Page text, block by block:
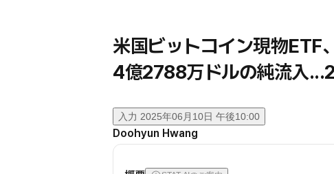
米国ビットコイン現物ETF、
4億2788万ドルの純流入
入力 2025年06月10日 午後10:00
Doohyun Hwang